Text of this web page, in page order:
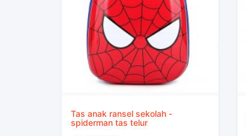
Tas anak ransel sekolah -
spiderman tas telur